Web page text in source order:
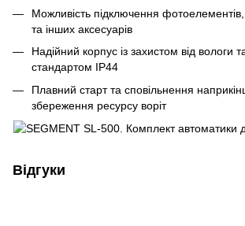
Можливість підключення
та інших аксесуарів
Надійний корпус із захистом від вологи
стандартом IP44
Плавний старт та сповільнення
збереження ресурсу воріт
Відгуки